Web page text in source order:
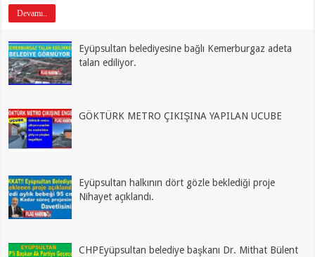
Devamı..
Eyüpsultan belediyesine bağlı Kemerburgaz adeta
talan ediliyor.
GÖKTÜRK METRO ÇIKIŞINA YAPILAN UCUBE
Eyüpsultan halkının dört gözle beklediği proje
Nihayet açıklandı.
CHPEyüpsultan belediye başkanı Dr. Mithat Bülent